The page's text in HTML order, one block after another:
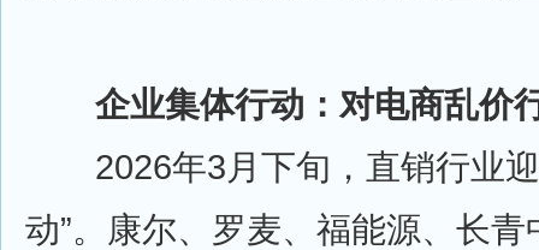
企业集体行动：对电商乱价
2026年3月下旬，直销行业迎
动”。康尔、罗麦、福能源、长